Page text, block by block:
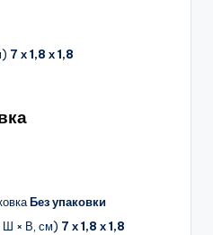
7 х 1,8 х 1,8
Без упаковки
Ш × В, см) 7 х 1,8 х 1,8